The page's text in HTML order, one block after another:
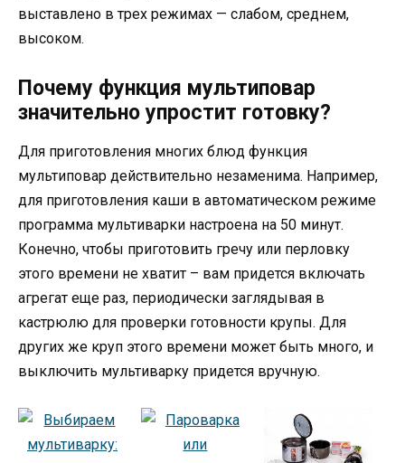
выставлено в трех режимах — слабом, среднем,
высоком.
Почему функция мультиповар
значительно упростит готовку?
Для приготовления многих блюд функция
мультиповар действительно незаменима. Например,
для приготовления каши в автоматическом режиме
программа мультиварки настроена на 50 минут.
Конечно, чтобы приготовить гречу или перловку
этого времени не хватит – вам придется включать
агрегат еще раз, периодически заглядывая в
кастрюлю для проверки готовности крупы. Для
других же круп этого времени может быть много, и
выключить мультиварку придется вручную.